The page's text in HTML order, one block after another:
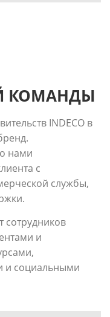
КОМАНДЫ
INDECO в
нами
с
службы,
сотрудников
и
и социальными